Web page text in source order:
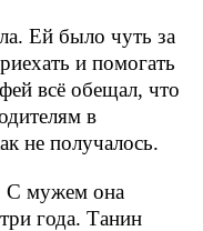
Ей было чуть за
и помогать
всё обещал, что
в
не получалось.
С мужем она
года. Танин